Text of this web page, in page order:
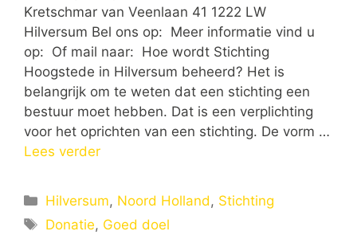
Kretschmar van Veenlaan 41 1222 LW
Hilversum Bel ons op: Meer informatie vind u
op: Of mail naar: Hoe wordt Stichting
Hoogstede in Hilversum beheerd? Het is
belangrijk om te weten dat een stichting een
bestuur moet hebben. Dat is een verplichting
voor het oprichten van een stichting. De vorm …
Lees verder
Categorieën
Hilversum, Noord Holland, Stichting
Tags
Donatie, Goed doel